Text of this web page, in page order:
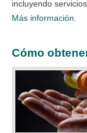
incluyendo
Más información.
Cómo